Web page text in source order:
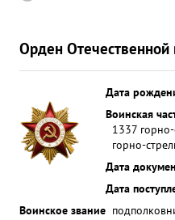
Орден Отечественной
Дата
Воинская
1337
горно-
Дата
Дата
Воинское звание